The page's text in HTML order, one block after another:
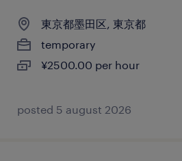
東京都墨田区, 東京都
temporary
¥2500.00 per hour
posted 5 august 2026